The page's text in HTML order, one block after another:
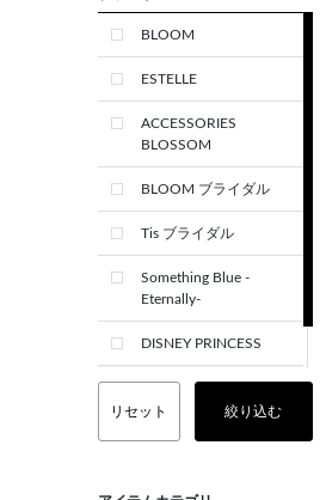
BLOOM
ESTELLE
ACCESSORIES
BLOSSOM
BLOOM ブライダル
Tis ブライダル
Something Blue -
Eternally-
DISNEY PRINCESS
CREST+
リセット
絞り込む